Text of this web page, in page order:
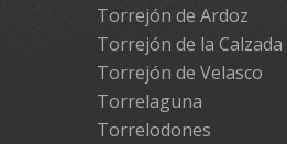
Torrejón de Ardoz
Torrejón de la Calzada
Torrejón de Velasco
Torrelaguna
Torrelodones